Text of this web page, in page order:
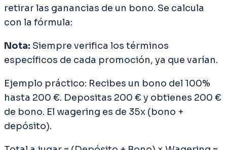
retirar las ganancias de un bono. Se calcula
con la fórmula:
Nota: Siempre verifica los términos
específicos de cada promoción, ya que varían.
Ejemplo práctico: Recibes un bono del 100%
hasta 200 €. Depositas 200 € y obtienes 200 €
de bono. El wagering es de 35x (bono +
depósito).